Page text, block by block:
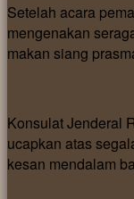
Setelah acara
mengenakan
makan siang
Konsulat Jenderal
ucapkan atas
kesan mendalam